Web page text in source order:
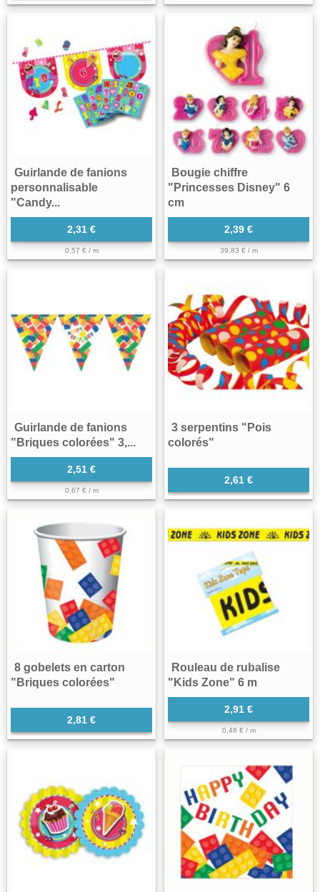
Guirlande de fanions
personnalisable
"Candy...
2,31 €
0,57 € / m
Bougie chiffre
"Princesses Disney" 6
cm
2,39 €
39,83 € / m
Guirlande de fanions
"Briques colorées" 3,...
2,51 €
0,67 € / m
3 serpentins "Pois
colorés"
2,61 €
8 gobelets en carton
"Briques colorées"
2,81 €
Rouleau de rubalise
"Kids Zone" 6 m
2,91 €
0,48 € / m